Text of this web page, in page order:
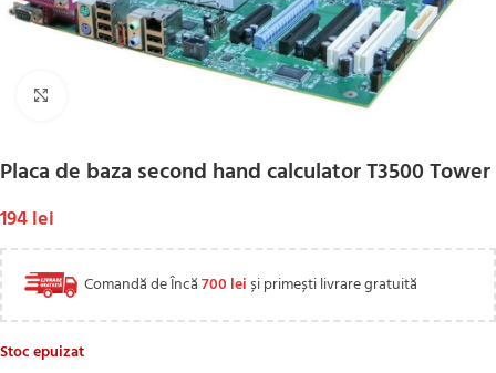
Placa de baza second hand calculator T3500 Tower
194lei
Comandă de Încă700 leiși primești livrare gratuită
Stoc epuizat